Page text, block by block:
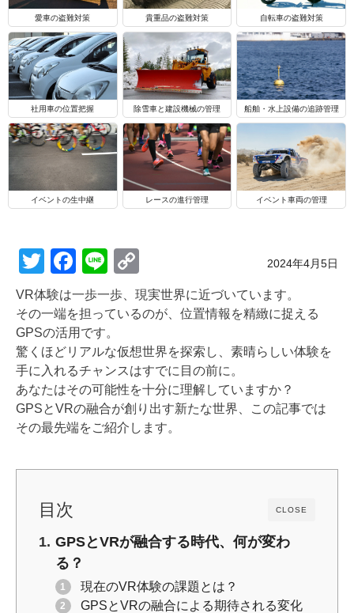
愛車の盗難対策 貴重品の盗難対策 自転車の盗難対策
社用車の位置把握 除雪車と建設機械の管理 船舶・水上設備の追跡管理
イベントの生中継 レースの進行管理 イベント車両の管理
2024年4月5日
T
wi
tt
er
F
a
c
e
b
o
o
k
Li
n
e
o
p
Li
n
k
VR体験は一歩一歩、現実世界に近づいています。
その一端を担っているのが、位置情報を精緻に捉える
GPSの活用です。
驚くほどリアルな仮想世界を探索し、素晴らしい体験を
手に入れるチャンスはすでに目の前に。
あなたはその可能性を十分に理解していますか？
GPSとVRの融合が創り出す新たな世界、この記事では
その最先端をご紹介します。
CLOSE
目次
GPSとVRが融合する時代、何が変わ
る？
現在のVR体験の課題とは？
GPSとVRの融合による期待される変化